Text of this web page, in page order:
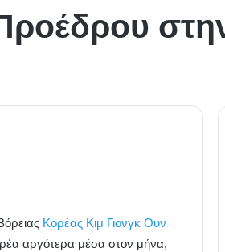
Κορέας Κιμ Γιονγκ Ουν
αργότερα μέσα στον μήνα,